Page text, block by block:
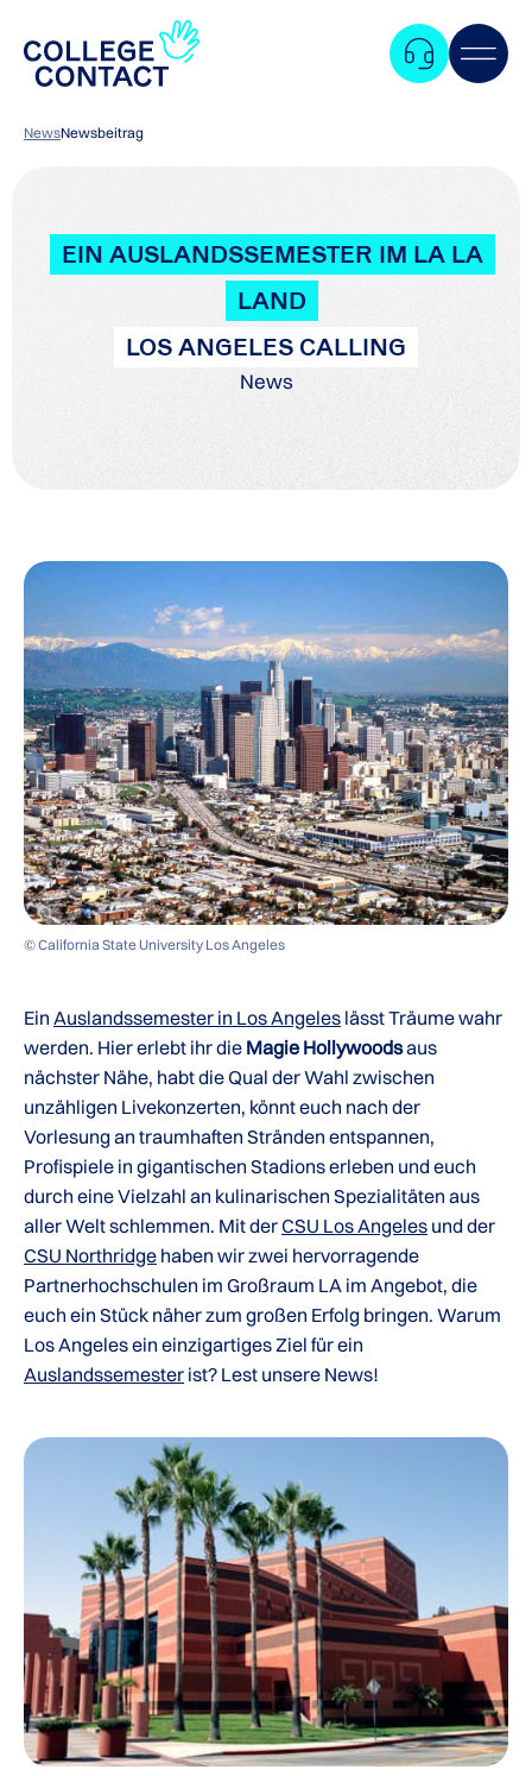
NewsNewsbeitrag
EIN AUSLANDSSEMESTER IM LA LA
LAND
LOS ANGELES CALLING
News
© California State University Los Angeles
Ein Auslandssemester in Los Angeles lässt Träume wahr
werden. Hier erlebt ihr die Magie Hollywoodsaus
nächster Nähe, habt die Qual der Wahl zwischen
unzähligen Livekonzerten, könnt euch nach der
Vorlesung an traumhaften Stränden entspannen,
Profispiele in gigantischen Stadions erleben und euch
durch eine Vielzahl an kulinarischen Spezialitäten aus
aller Welt schlemmen. Mit derCSU Los Angeles und der
CSU Northridge haben wir zwei hervorragende
Partnerhochschulen im Großraum LA im Angebot, die
euch ein Stück näher zum großen Erfolg bringen. Warum
Los Angeles ein einzigartiges Ziel für ein
Auslandssemester ist? Lest unsere News!